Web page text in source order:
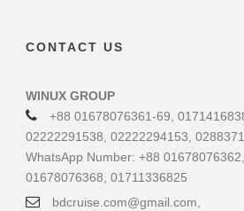
CONTACT US
WINUX GROUP
+88 01678076361-69,
02222291538, 02222294153,
WhatsApp Number: +88
01678076368, 01711336825
bdcruise.com@gmail.com,